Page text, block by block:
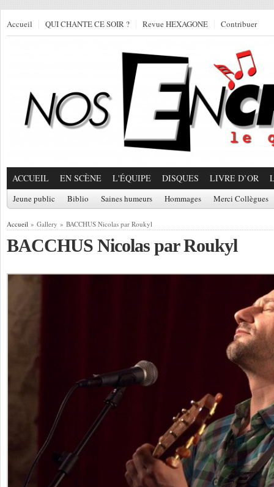
Accueil QUI CHANTE CE SOIR ? Revue HEXAGONE Contribuer
ACCUEIL EN SCÈNE L'ÉQUIPE DISQUES LIVRE D’OR
Jeune public Biblio Saines humeurs Hommages Merci Collègues
Accueil » Gallery » BACCHUS Nicolas par Roukyl
BACCHUS Nicolas par Roukyl